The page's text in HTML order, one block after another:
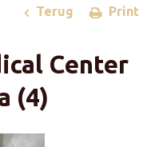
Print
Terug
Center
(4)